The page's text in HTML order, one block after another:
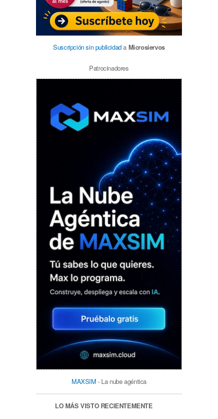
Suscripción sin publicidada Microsiervos
Patrocinadores
MAXSIM - La nube agéntica
LO MÁS VISTO RECIENTEMENTE